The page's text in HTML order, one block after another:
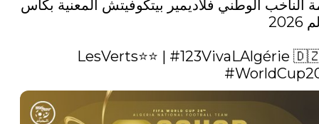
⭐️⭐️ | #123VivaLAlgérie